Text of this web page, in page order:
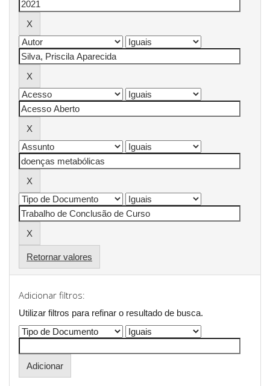
Retornar valores
Adicionar filtros:
Utilizar filtros para refinar o resultado de busca.